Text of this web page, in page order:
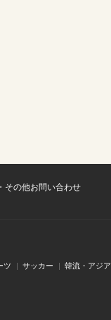
その他お問い合わせ
ツ サッカー 韓流・アジア